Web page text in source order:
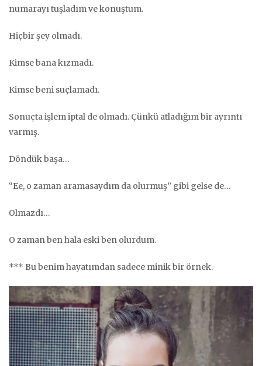
numarayı tuşladım ve konuştum.
Hiçbir şey olmadı.
Kimse bana kızmadı.
Kimse beni suçlamadı.
Sonuçta işlem iptal de olmadı. Çünkü atladığım bir ayrıntı
varmış.
Döndük başa…
“Ee, o zaman aramasaydım da olurmuş” gibi gelse de…
Olmazdı…
O zaman ben hala eski ben olurdum.
*** Bu benim hayatımdan sadece minik bir örnek.